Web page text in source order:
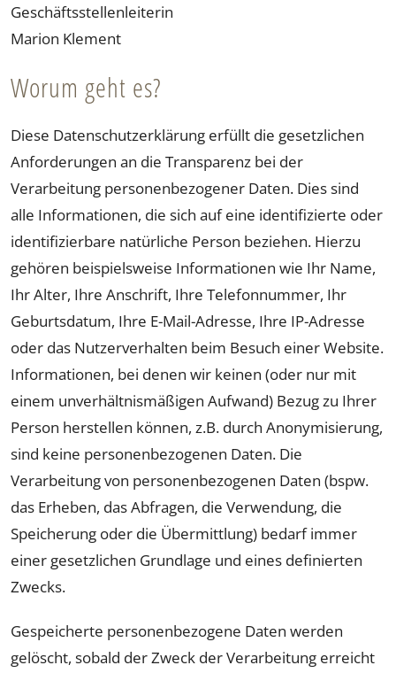
Geschäftsstellenleiterin
Marion Klement
Worum geht es?
Diese Datenschutzerklärung erfüllt die gesetzlichen
Anforderungen an die Transparenz bei der
Verarbeitung personenbezogener Daten. Dies sind
alle Informationen, die sich auf eine identifizierte oder
identifizierbare natürliche Person beziehen. Hierzu
gehören beispielsweise Informationen wie Ihr Name,
Ihr Alter, Ihre Anschrift, Ihre Telefonnummer, Ihr
Geburtsdatum, Ihre E-Mail-Adresse, Ihre IP-Adresse
oder das Nutzerverhalten beim Besuch einer Website.
Informationen, bei denen wir keinen (oder nur mit
einem unverhältnismäßigen Aufwand) Bezug zu Ihrer
Person herstellen können, z.B. durch Anonymisierung,
sind keine personenbezogenen Daten. Die
Verarbeitung von personenbezogenen Daten (bspw.
das Erheben, das Abfragen, die Verwendung, die
Speicherung oder die Übermittlung) bedarf immer
einer gesetzlichen Grundlage und eines definierten
Zwecks.
Gespeicherte personenbezogene Daten werden
gelöscht, sobald der Zweck der Verarbeitung erreicht